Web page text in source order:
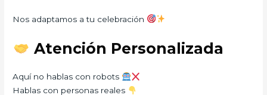
Nos adaptamos a tu celebración
Atención Personalizada
Aquí no hablas con robots
Hablas con personas reales